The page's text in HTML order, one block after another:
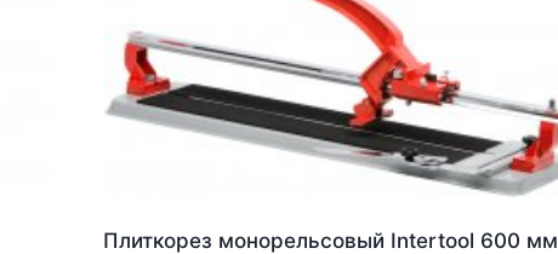
Плиткорез монорельсовый Intertool 600 мм